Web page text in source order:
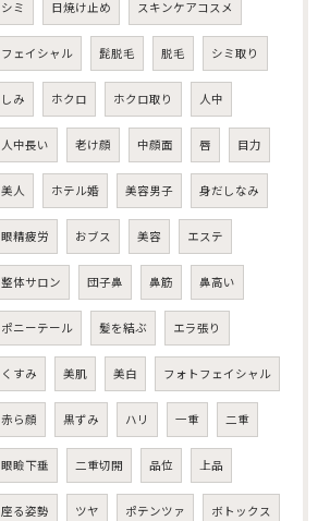
シミ 日焼け止め スキンケアコスメ
フェイシャル 髭脱毛 脱毛 シミ取り
しみ ホクロ ホクロ取り 人中
人中長い 老け顔 中顔面 唇 目力
美人 ホテル婚 美容男子 身だしなみ
眼精疲労 おブス 美容 エステ
整体サロン 団子鼻 鼻筋 鼻高い
ポニーテール 髪を結ぶ エラ張り
くすみ 美肌 美白 フォトフェイシャル
赤ら顔 黒ずみ ハリ 一重 二重
眼瞼下垂 二重切開 品位 上品
座る姿勢 ツヤ ポテンツァ ボトックス